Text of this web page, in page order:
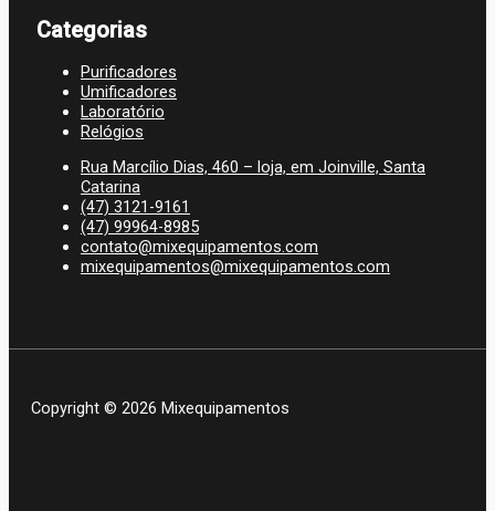
Categorias
Purificadores
Umificadores
Laboratório
Relógios
Rua Marcílio Dias, 460 – loja, em Joinville, Santa
Catarina
(47) 3121-9161
(47) 99964-8985
contato@mixequipamentos.com
mixequipamentos@mixequipamentos.com
Copyright © 2026 Mixequipamentos